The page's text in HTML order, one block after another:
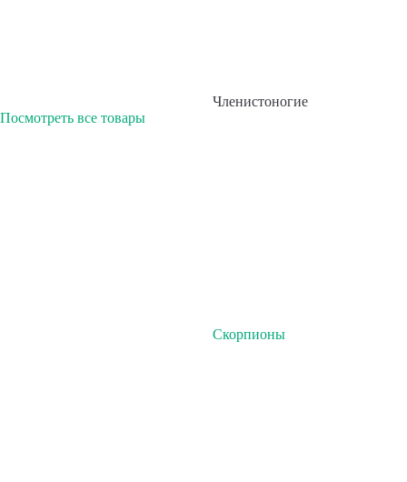
Членистоногие
Посмотреть все товары
Скорпионы